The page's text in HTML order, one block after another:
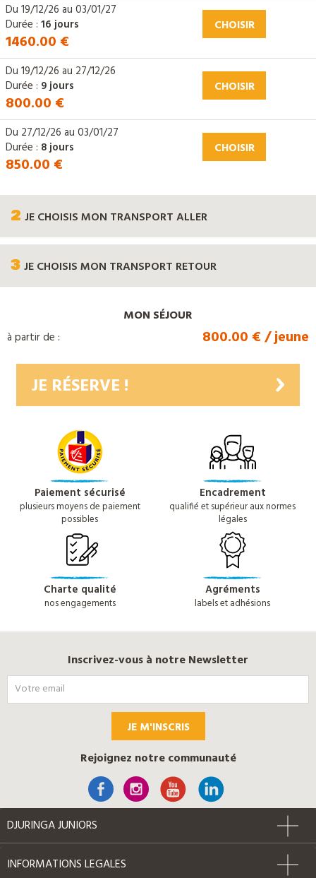
Du 19/12/26 au 03/01/27
Durée : 16 jours
1460.00 €
CHOISIR
Du 19/12/26 au 27/12/26
Durée : 9 jours
800.00 €
CHOISIR
Du 27/12/26 au 03/01/27
Durée : 8 jours
850.00 €
CHOISIR
2 JE CHOISISMON TRANSPORT ALLER
3JE CHOISISMON TRANSPORT RETOUR
MON SÉJOUR
à partir de : 800.00 € / jeune
JE RÉSERVE !
Paiement sécurisé
plusieurs moyens de paiement
possibles
Encadrement
qualifié et supérieur aux normes
légales
Charte qualité
nos engagements
Agréments
labels et adhésions
Inscrivez-vous à notre Newsletter
JE M'INSCRIS
Rejoignez notre communauté
DJURINGA JUNIORS
INFORMATIONS LEGALES